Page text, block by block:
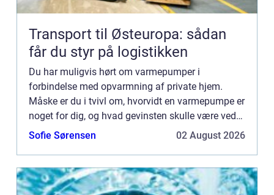
Transport til Østeuropa: sådan
får du styr på logistikken
Du har muligvis hørt om varmepumper i
forbindelse med opvarmning af private hjem.
Måske er du i tvivl om, hvorvidt en varmepumpe er
noget for dig, og hvad gevinsten skulle være ved
at skifte dit nuværende varmeanlæg ud ...
Sofie Sørensen 02 August 2026